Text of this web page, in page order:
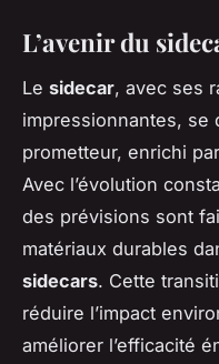
L’avenir du
Le sidecar, avec ses
impressionnantes, se
prometteur, enrichi
Avec l’évolution
des prévisions sont
matériaux durables
sidecars. Cette
réduire l’impact
améliorer l’efficacité